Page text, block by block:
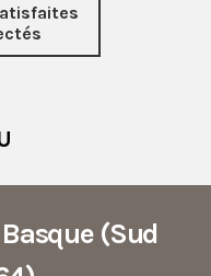
(Sud